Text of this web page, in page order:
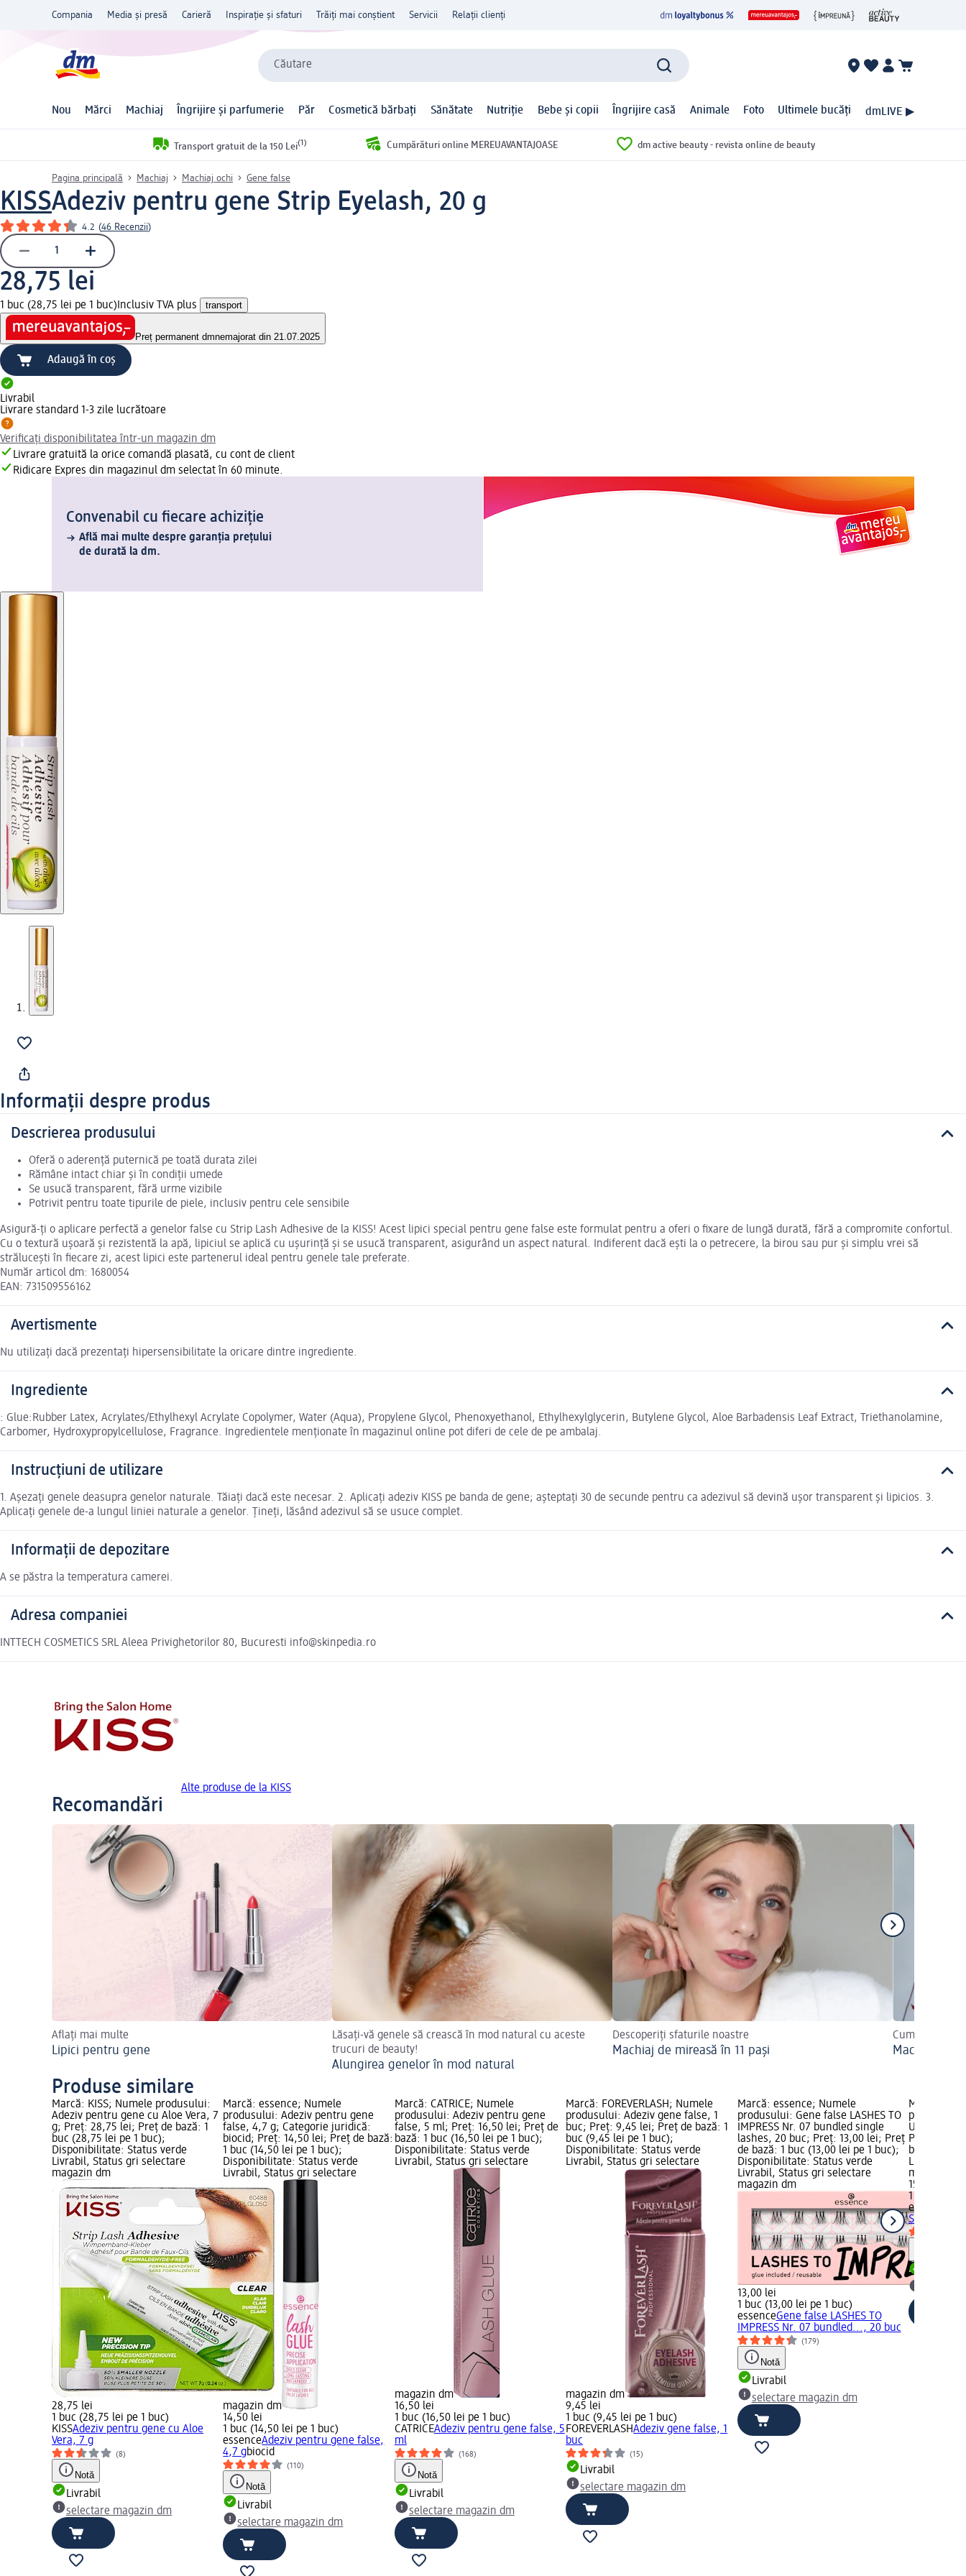
Compania Media și presă Carieră Inspirație și sfaturi Trăiți mai conștient Servicii Relații clienți
Căutare
Nou Mărci Machiaj Îngrijire și parfumerie Păr Cosmetică bărbați Sănătate Nutriție Bebe și copii Îngrijire casă Animale Foto Ultimele bucăți dmLIVE ▶
Transport gratuit de la 150 Lei(1) Cumpărături online MEREUAVANTAJOASE dm active beauty - revista online de beauty
Pagina principală Machiaj Machiaj ochi Gene false
KISSAdeziv pentru gene Strip Eyelash, 20 g
4.2 (46 Recenzii)
28,75 lei
1 buc (28,75 lei pe 1 buc) Inclusiv TVA plus transport
Preț permanent dmnemajorat din 21.07.2025
Adaugă în coș
Livrabil
Livrare standard 1-3 zile lucrătoare
Verificați disponibilitatea într-un magazin dm
Livrare gratuită la orice comandă plasată, cu cont de client
Ridicare Expres din magazinul dm selectat în 60 minute.
Convenabil cu fiecare achiziție
Află mai multe despre garanția prețului
de durată la dm.
Informații despre produs
Descrierea produsului
Oferă o aderență puternică pe toată durata zilei
Rămâne intact chiar și în condiții umede
Se usucă transparent, fără urme vizibile
Potrivit pentru toate tipurile de piele, inclusiv pentru cele sensibile
Asigură-ți o aplicare perfectă a genelor false cu Strip Lash Adhesive de la KISS! Acest lipici special pentru gene false este formulat pentru a oferi o fixare de lungă durată, fără a compromite confortul.
Cu o textură ușoară și rezistentă la apă, lipiciul se aplică cu ușurință și se usucă transparent, asigurând un aspect natural. Indiferent dacă ești la o petrecere, la birou sau pur și simplu vrei să
strălucești în fiecare zi, acest lipici este partenerul ideal pentru genele tale preferate.
Număr articol dm: 1680054
EAN: 731509556162
Avertismente
Nu utilizați dacă prezentați hipersensibilitate la oricare dintre ingrediente.
Ingrediente
: Glue:Rubber Latex, Acrylates/Ethylhexyl Acrylate Copolymer, Water (Aqua), Propylene Glycol, Phenoxyethanol, Ethylhexylglycerin, Butylene Glycol, Aloe Barbadensis Leaf Extract, Triethanolamine,
Carbomer, Hydroxypropylcellulose, Fragrance. Ingredientele menționate în magazinul online pot diferi de cele de pe ambalaj.
Instrucțiuni de utilizare
1. Așezați genele deasupra genelor naturale. Tăiați dacă este necesar. 2. Aplicați adeziv KISS pe banda de gene; așteptați 30 de secunde pentru ca adezivul să devină ușor transparent și lipicios. 3.
Aplicați genele de-a lungul liniei naturale a genelor. Țineți, lăsând adezivul să se usuce complet.
Informații de depozitare
A se păstra la temperatura camerei.
Adresa companiei
INTTECH COSMETICS SRL Aleea Privighetorilor 80, Bucuresti info@skinpedia.ro
Alte produse de la KISS
Recomandări
Aflați mai multe
Lipici pentru gene
Lăsați-vă genele să crească în mod natural cu aceste
trucuri de beauty!
Alungirea genelor în mod natural
Descoperiți sfaturile noastre
Machiaj de mireasă în 11 pași
Cum îl puteți
Machiajul
Produse similare
Marcă: KISS; Numele produsului:
Adeziv pentru gene cu Aloe Vera, 7
g; Preț: 28,75 lei; Preț de bază: 1
buc (28,75 lei pe 1 buc);
Disponibilitate: Status verde
Livrabil, Status gri selectare
magazin dm
28,75 lei
1 buc (28,75 lei pe 1 buc)
KISSAdeziv pentru gene cu Aloe
Vera, 7 g
(8)
Notă
Livrabil
selectare magazin dm
Marcă: essence; Numele
produsului: Adeziv pentru gene
false, 4,7 g; Categorie juridică:
biocid; Preț: 14,50 lei; Preț de bază:
1 buc (14,50 lei pe 1 buc);
Disponibilitate: Status verde
Livrabil, Status gri selectare
magazin dm
14,50 lei
1 buc (14,50 lei pe 1 buc)
essenceAdeziv pentru gene false,
4,7 gbiocid
(110)
Notă
Livrabil
selectare magazin dm
Marcă: CATRICE; Numele
produsului: Adeziv pentru gene
false, 5 ml; Preț: 16,50 lei; Preț de
bază: 1 buc (16,50 lei pe 1 buc);
Disponibilitate: Status verde
Livrabil, Status gri selectare
magazin dm
16,50 lei
1 buc (16,50 lei pe 1 buc)
CATRICEAdeziv pentru gene false, 5
ml
(168)
Notă
Livrabil
selectare magazin dm
Marcă: FOREVERLASH; Numele
produsului: Adeziv gene false, 1
buc; Preț: 9,45 lei; Preț de bază: 1
buc (9,45 lei pe 1 buc);
Disponibilitate: Status verde
Livrabil, Status gri selectare
magazin dm
9,45 lei
1 buc (9,45 lei pe 1 buc)
FOREVERLASHAdeziv gene false, 1
buc
(15)
Livrabil
selectare magazin dm
Marcă: essence; Numele
produsului: Gene false LASHES TO
IMPRESS Nr. 07 bundled single
lashes, 20 buc; Preț: 13,00 lei; Preț
de bază: 1 buc (13,00 lei pe 1 buc);
Disponibilitate: Status verde
Livrabil, Status gri selectare
magazin dm
13,00 lei
1 buc (13,00 lei pe 1 buc)
essenceGene false LASHES TO
IMPRESS Nr. 07 bundled..., 20 buc
(179)
Notă
Livrabil
selectare magazin dm
Marcă:
ULTRA
Preț de
buc);
Livrabil,
magazin
15,50 lei
1 buc
essence
STRONG, 8